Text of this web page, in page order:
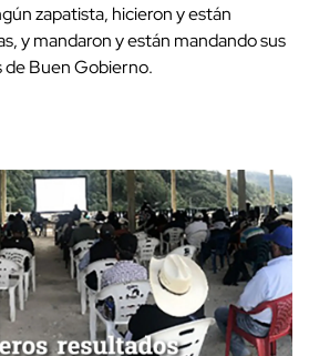
zapatista, hicieron y están
y mandaron y están mandando sus
de Buen Gobierno.